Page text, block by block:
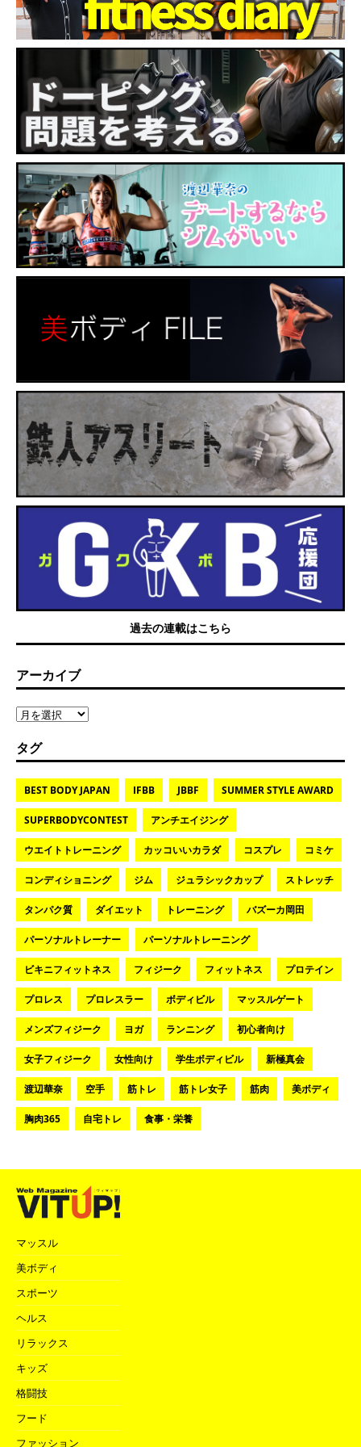
過去の連載はこちら
アーカイブ
タグ
BEST BODY JAPAN IFBB JBBF SUMMER STYLE AWARD
SUPERBODYCONTEST アンチエイジング
ウエイトトレーニング カッコいいカラダ コスプレ コミケ
コンディショニング ジム ジュラシックカップ ストレッチ
タンパク質 ダイエット トレーニング バズーカ岡田
パーソナルトレーナー パーソナルトレーニング
ビキニフィットネス フィジーク フィットネス プロテイン
プロレス プロレスラー ボディビル マッスルゲート
メンズフィジーク ヨガ ランニング 初心者向け
女子フィジーク 女性向け 学生ボディビル 新極真会
渡辺華奈 空手 筋トレ 筋トレ女子 筋肉 美ボディ
胸肉365 自宅トレ 食事・栄養
マッスル
美ボディ
スポーツ
ヘルス
リラックス
キッズ
格闘技
フード
ファッション